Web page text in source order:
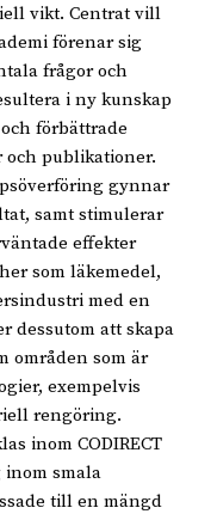
vikt. Centrat vill
förenar sig
frågor och
i ny kunskap
förbättrade
och publikationer.
gynnar
samt stimulerar
effekter
som läkemedel,
med en
dessutom att skapa
områden som är
exempelvis
rengöring.
inom CODIRECT
smala
till en mängd